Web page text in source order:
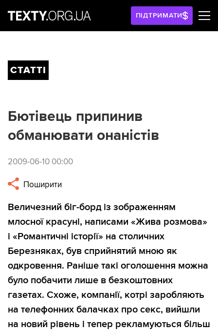
ПІДТРИМАТИ
СТАТТІ
Бютівець припинив
обманювати онаністів
2009-06-10 00:00
Поширити
Величезний біг-борд із зображенням
млосної красуні, написами «Жива розмова»
і «Романтичні історії» на столичних
Березняках, був сприйнятий мною як
одкровення. Раніше такі оголошення можна
було побачити лише в безкоштовних
газетах. Схоже, компанії, котрі заробляють
на телефонних балачках про секс, вийшли
на новий рівень і тепер рекламуються більш